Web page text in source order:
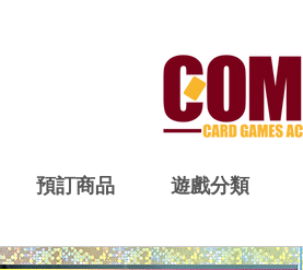
預訂商品 遊戲分類